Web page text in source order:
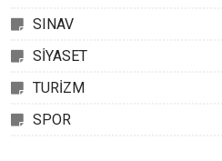
SINAV
SİYASET
TURİZM
SPOR